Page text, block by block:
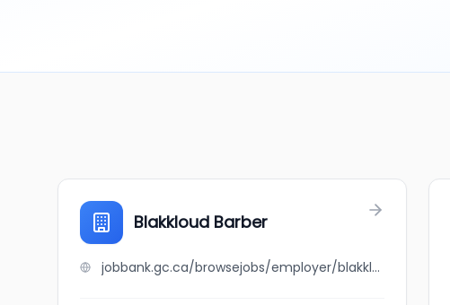
Blakkloud Barber
jobbank.gc.ca/browsejobs/employer/blakkloud+barber/ca